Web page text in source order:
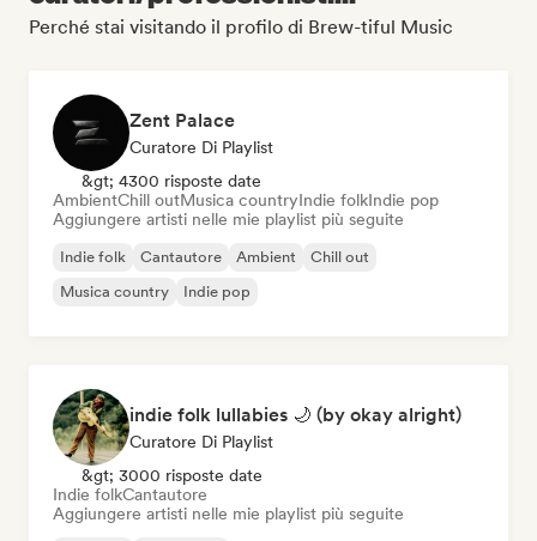
Perché stai visitando il profilo di Brew-tiful Music
Zent Palace
Curatore Di Playlist
&gt; 4300 risposte date
AmbientChill outMusica countryIndie folkIndie pop
Aggiungere artisti nelle mie playlist più seguite
Indie folk Cantautore Ambient
Chill out
Musica country
Indie pop
indie folk lullabies 🌙 (by okay alright)
Curatore Di Playlist
&gt; 3000 risposte date
Indie folkCantautore
Aggiungere artisti nelle mie playlist più seguite